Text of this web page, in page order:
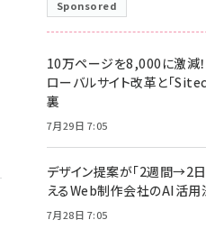
Sponsored
10万ページを8,000に激減
ローバルサイト改革と「
裏
7月29日 7:05
デザイン提案が「2週間→2
えるWeb制作会社のAI活用
7月28日 7:05